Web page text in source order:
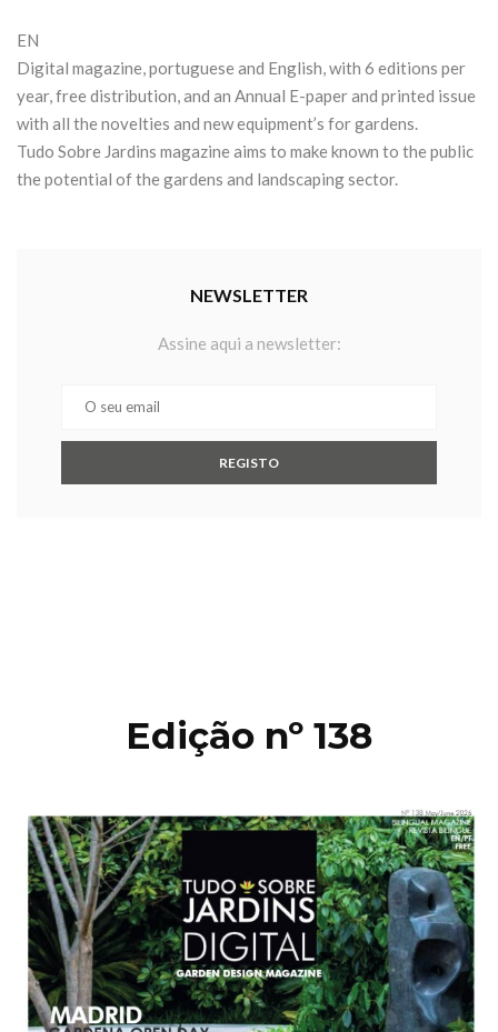
EN
Digital magazine, portuguese and English, with 6 editions per
year, free distribution, and an Annual E-paper and printed issue
with all the novelties and new equipment’s for gardens.
Tudo Sobre Jardins magazine aims to make known to the public
the potential of the gardens and landscaping sector.
NEWSLETTER
Assine aqui a newsletter:
Edição nº 138